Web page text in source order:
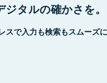
ジタルの確かさを。
スで入力も検索もスムーズ